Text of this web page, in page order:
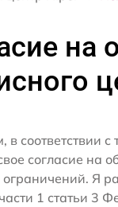
на
в соответствии
согласие на
ограничений. Я
1 статьи 3